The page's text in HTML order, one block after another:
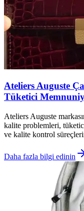
Ateliers Auguste
Tüketici
Ateliers Auguste
kalite problemleri,
ve kalite kontrol
Daha fazla bilgi edinin